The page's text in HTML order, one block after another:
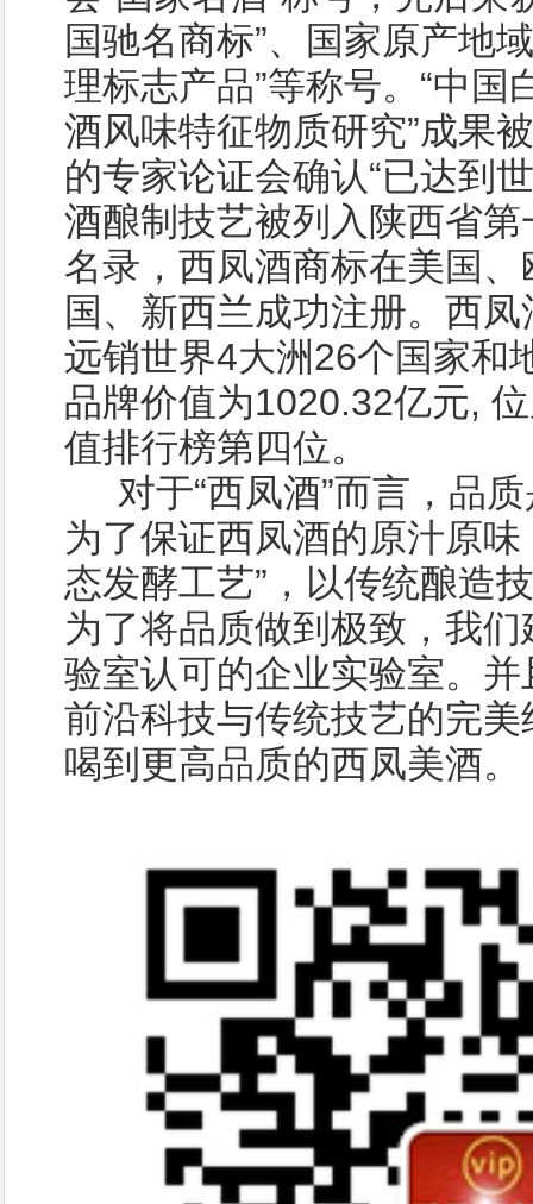
国驰名商标”、国家原产地
理标志产品”等称号。“中
酒风味特征物质研究”成果
的专家论证会确认“已达到
酒酿制技艺被列入陕西省
名录，西凤酒商标在美国
国、新西兰成功注册。西
远销世界4大洲26个国家和
品牌价值为1020.32亿元,
值排行榜第四位。
对于“西凤酒”而言，品
为了保证西凤酒的原汁原味
态发酵工艺”，以传统酿造
为了将品质做到极致，我
验室认可的企业实验室。并
前沿科技与传统技艺的完
喝到更高品质的西凤美酒。